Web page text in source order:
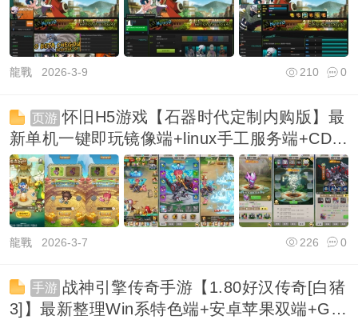
龍戰2026-3-9 0
210
页游 怀旧H5游戏【石器时代定制内购版】最
新单机一键即玩镜像端+linux手工服务端+CDK
授权内
龍戰2026-3-7 0
226
手游 战神引擎传奇手游【1.80好汉传奇[白猪
3]】最新整理Win系特色端+安卓苹果双端+GM